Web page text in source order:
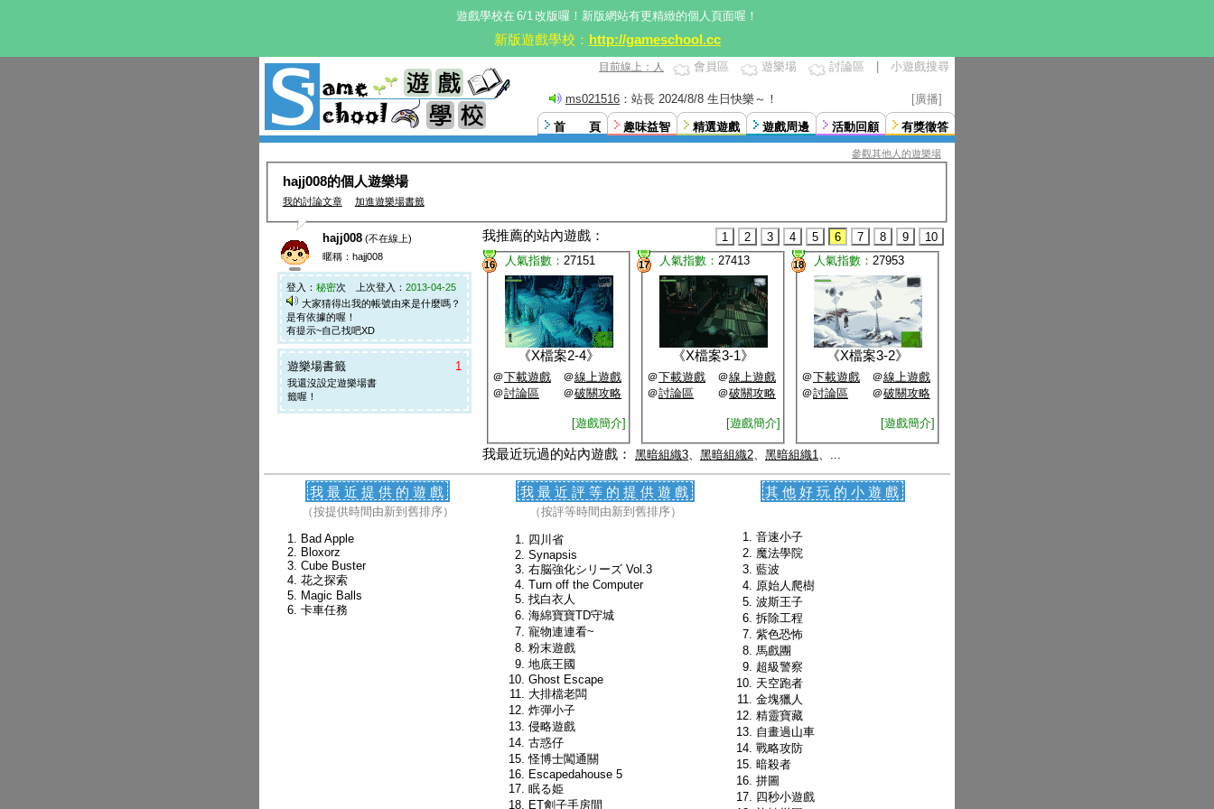
遊戲學校在 6/1改版囉！新版網站有更精緻的個人頁面喔！
新版遊戲學校： http://gameschool.cc
目前線上：人 會員區 遊樂場 討論區 小遊戲搜尋
sfhk7418529630：接上篇廣播，日期是2024/8/8 [廣播]
首 頁 趣味益智 精選遊戲 遊戲周邊 活動回顧 有獎徵答
參觀其他人的遊樂場
hajj008的個人遊樂場
我的討論文章 加進遊樂場書籤
hajj008 (不在線上)
暱稱：hajj008
登入： 秘密次 上次登入： 2013-04-25
大家猜得出我的帳號由來是什麼嗎？
是有依據的喔！
有提示~自己找吧XD
遊樂場書籤 1
我還沒設定遊樂場書
籤喔！
我推薦的站內遊戲： 1 2 3 4 5 6 7 8 9 10
16 人氣指數： 27151
《X檔案2-4》
＠下載遊戲 ＠線上遊戲
＠討論區 ＠破關攻略
[遊戲簡介]
17 人氣指數： 27413
《X檔案3-1》
＠下載遊戲 ＠線上遊戲
＠討論區 ＠破關攻略
[遊戲簡介]
18 人氣指數： 27953
《X檔案3-2》
＠下載遊戲 ＠線上遊戲
＠討論區 ＠破關攻略
[遊戲簡介]
我最近玩過的站內遊戲： 黑暗組織3 黑暗組織2 黑暗組織1
我最近提供的遊戲
（按提供時間由新到舊排序）
Bad Apple
Bloxorz
Cube Buster
花之探索
Magic Balls
卡車任務
我最近評等的提供遊戲
（按評等時間由新到舊排序）
四川省
Synapsis
右脳強化シリーズ Vol.3
Turn off the Computer
找白衣人
海綿寶寶TD守城
寵物連連看~
粉末遊戲
地底王國
Ghost Escape
大排檔老闆
炸彈小子
侵略遊戲
古惑仔
怪博士闖通關
Escapedahouse 5
眠る姫
ET劊子手房間
其他好玩的小遊戲
音速小子
魔法學院
藍波
原始人爬樹
波斯王子
拆除工程
紫色恐怖
馬戲團
超級警察
天空跑者
金塊獵人
精靈寶藏
自畫過山車
戰略攻防
暗殺者
拼圖
四秒小遊戲